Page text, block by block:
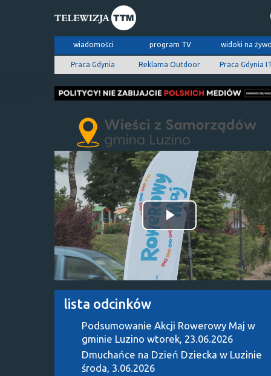
wiadomości program TV widoki na
Praca Gdynia Reklama Outdoor Praca Gdynia
Odtwórz
wideo
lista odcinków
Podsumowanie Akcji Rowerowy Maj w
gminie Luzino wtorek, 23.06.2026
Dmuchańce na Dzień Dziecka w Luzinie
środa, 3.06.2026